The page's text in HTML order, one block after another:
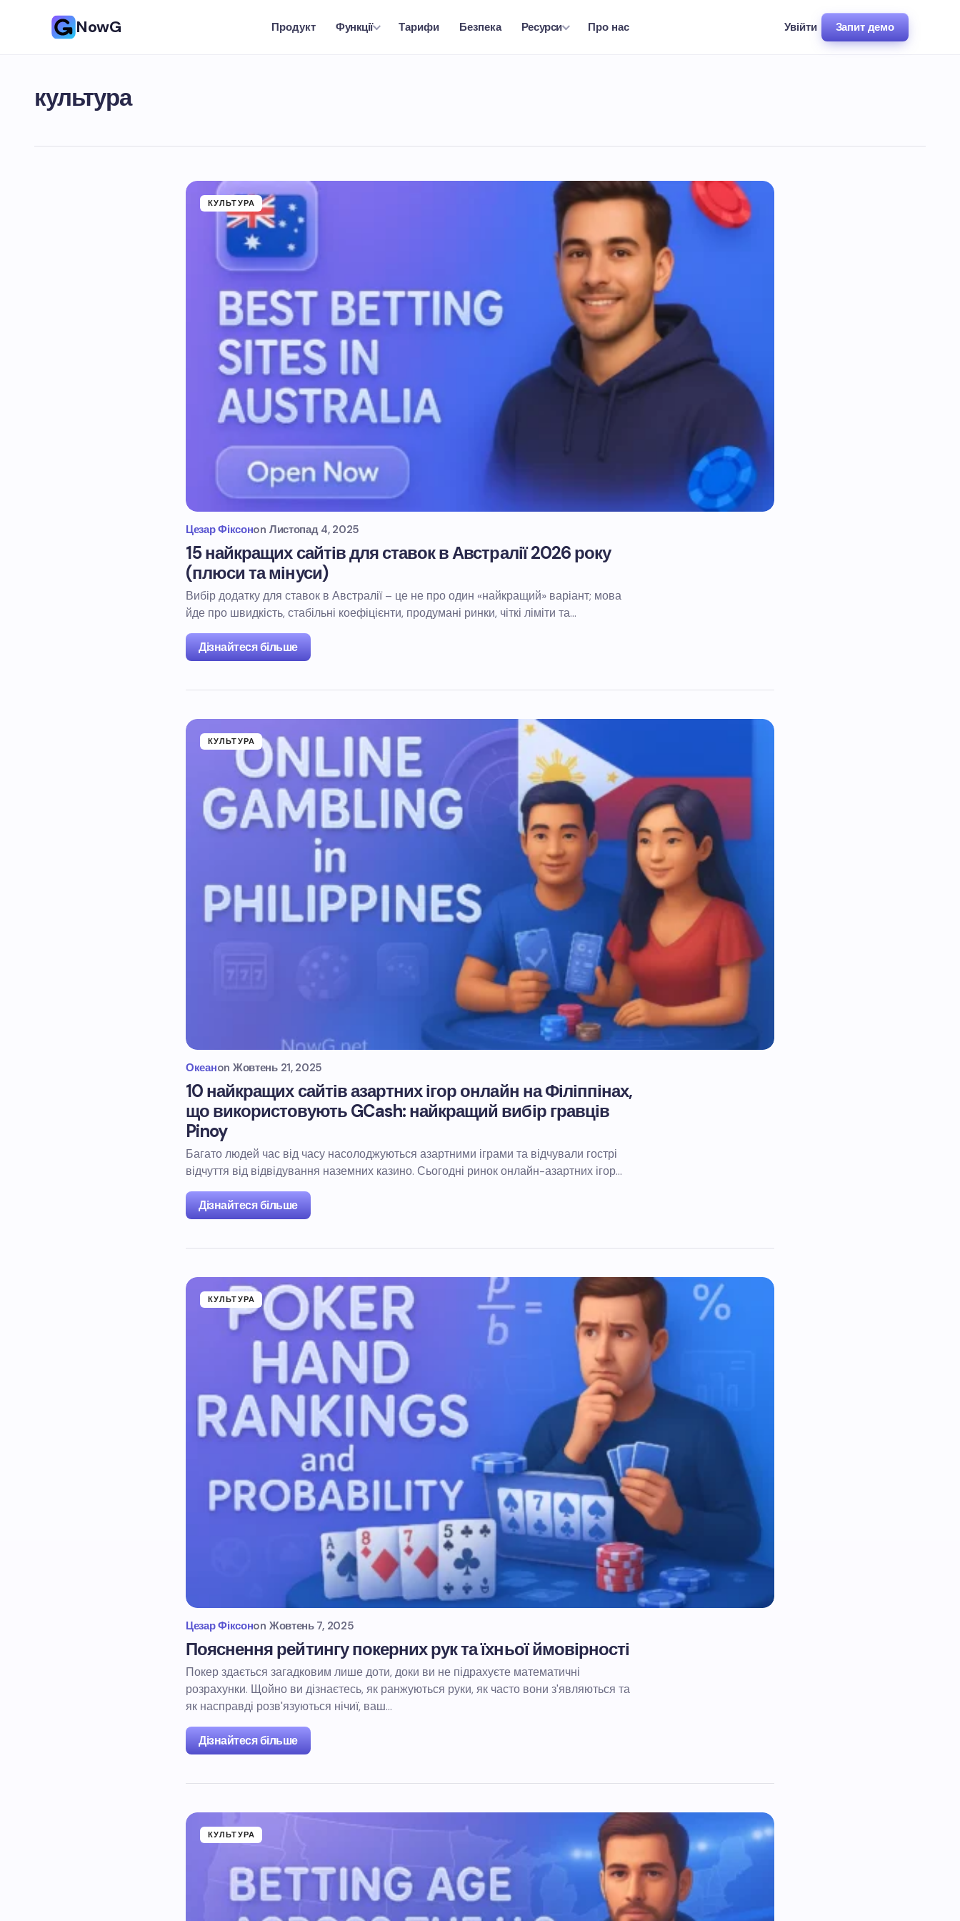
NowG Продукт Функції Тарифи Безпека Ресурси Про нас Увійти Запит демо
культура
КУЛЬТУРА
Цезар Фіксонon Листопад 4, 2025
15 найкращих сайтів для ставок в Австралії 2026 року
(плюси та мінуси)
Вибір додатку для ставок в Австралії – це не про один «найкращий» варіант; мова
йде про швидкість, стабільні коефіцієнти, продумані ринки, чіткі ліміти та…
Дізнайтеся більше
КУЛЬТУРА
Океанon Жовтень 21, 2025
10 найкращих сайтів азартних ігор онлайн на Філіппінах,
що використовують GCash: найкращий вибір гравців
Pinoy
Багато людей час від часу насолоджуються азартними іграми та відчували гострі
відчуття від відвідування наземних казино. Сьогодні ринок онлайн-азартних ігор…
Дізнайтеся більше
КУЛЬТУРА
Цезар Фіксонon Жовтень 7, 2025
Пояснення рейтингу покерних рук та їхньої ймовірності
Покер здається загадковим лише доти, доки ви не підрахуєте математичні
розрахунки. Щойно ви дізнаєтесь, як ранжуються руки, як часто вони з'являються та
як насправді розв'язуються нічиї, ваш…
Дізнайтеся більше
КУЛЬТУРА